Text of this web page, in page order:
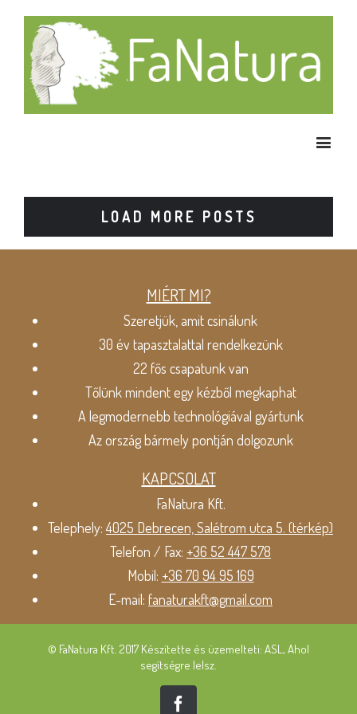
LOAD MORE POSTS
MIÉRT MI?
Szeretjük, amit csinálunk
30 év tapasztalattal rendelkezünk
22 fős csapatunk van
Tőlünk mindent egy kézből megkaphat
A legmodernebb technológiával gyártunk
Az ország bármely pontján dolgozunk
KAPCSOLAT
FaNatura Kft.
Telephely:4025 Debrecen, Salétrom utca 5. (térkép)
Telefon / Fax: +36 52 447 578
Mobil: +36 70 94 95 169
E-mail: fanaturakft@gmail.com
© FaNatura Kft. 2017 Készítette és üzemelteti: ASL, Ahol
segítségre lelsz.